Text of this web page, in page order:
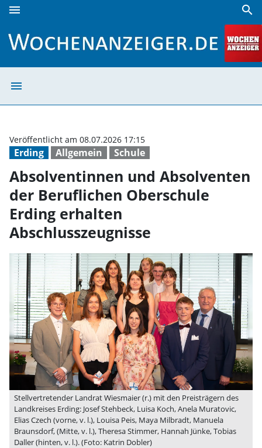
menu search
menu
Erding Allgemein Schule
Veröffentlicht am 08.07.2026 17:15
Absolventinnen und Absolventen
der Beruflichen Oberschule
Erding erhalten
Abschlusszeugnisse
Stellvertretender Landrat Wiesmaier (r.) mit den Preisträgern des
Landkreises Erding: Josef Stehbeck, Luisa Koch, Anela Muratovic,
Elias Czech (vorne, v. l.), Louisa Peis, Maya Milbradt, Manuela
Braunsdorf, (Mitte, v. l.), Theresa Stimmer, Hannah Jünke, Tobias
Daller (hinten, v. l.). (Foto: Katrin Dobler)